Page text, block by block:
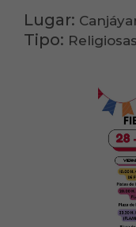
Lugar:
Tipo: Religiosas